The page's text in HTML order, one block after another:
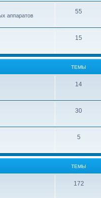
аппаратов
55
15
ТЕМЫ
14
30
5
ТЕМЫ
172